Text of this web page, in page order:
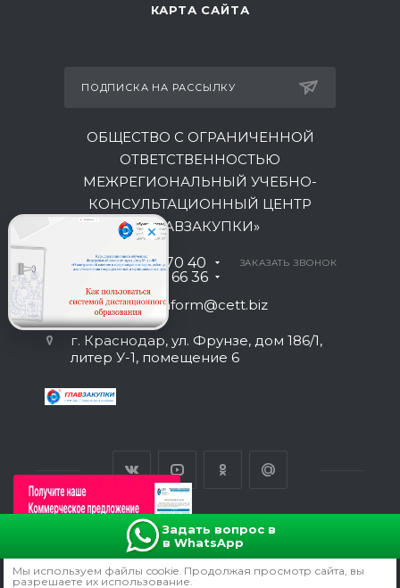
КАРТА САЙТА
ПОДПИСКА НА РАССЫЛКУ
ОБЩЕСТВО С ОГРАНИЧЕННОЙ
ОТВЕТСТВЕННОСТЬЮ
МЕЖРЕГИОНАЛЬНЫЙ УЧЕБНО-
КОНСУЛЬТАЦИОННЫЙ ЦЕНТР
«ГЛАВЗАКУПКИ»
8 800 301 70 40
+7 930 035 66 36
ЗАКАЗАТЬ ЗВОНОК
inform@cett.biz
г. Краснодар, ул. Фрунзе, дом 186/1,
литер У-1, помещение 6
ВЕРСИЯ ДЛЯ ПЕЧАТИ
ПОЛИТИКА КОНФИДЕНЦИАЛЬНОСТИ
Задать вопрос в
в WhatsApp
Мы используем файлы сookie. Продолжая просмотр сайта, вы
разрешаете их использование.